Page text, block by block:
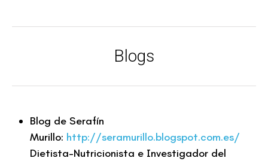
Blogs
Blog de Serafín
Murillo: http://seramurillo.blogspot.com.es/
Dietista-Nutricionista e Investigador del